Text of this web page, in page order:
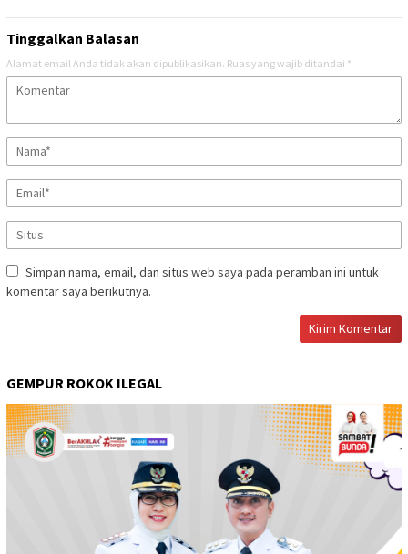
Tinggalkan Balasan
Alamat email Anda tidak akan dipublikasikan. Ruas yang wajib ditandai *
Simpan nama, email, dan situs web saya pada peramban ini untuk
komentar saya berikutnya.
GEMPUR ROKOK ILEGAL